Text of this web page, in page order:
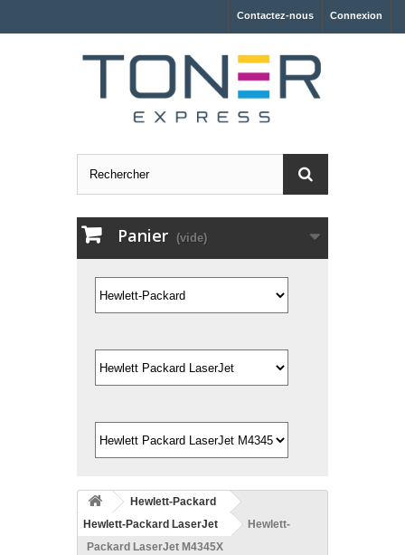
Connexion
Contactez-nous
Panier (vide)
Hewlett-Packard
Hewlett-Packard LaserJet
Hewlett-
Packard LaserJet M4345X